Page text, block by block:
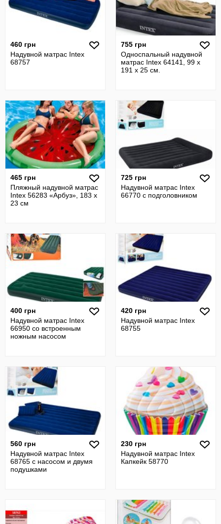
460 грн
Надувной матрас Intex
68757
755 грн
Односпальный надувной
матрас Intex 64141, 99 x
191 x 25 см.
465 грн
Пляжный надувной матрас
Intex 56283 «Арбуз», 183 х
23 см
725 грн
Надувной матрас Intex
66770 с подголовником
400 грн
Надувной матрас Intex
66950 со встроенным
ножным насосом
420 грн
Надувной матрас Intex
68755
560 грн
Надувной матрас Intex
68765 с насосом и двумя
подушками
230 грн
Надувной матрас Intex
Капкейк 58770